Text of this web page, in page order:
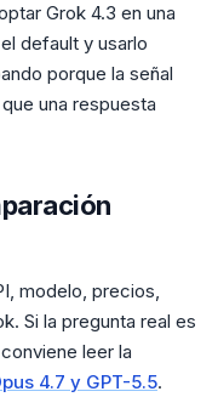
Grok 4.3 en una
default y usarlo
porque la señal
una respuesta
modelo, precios,
Si la pregunta real es
leer la
4.7 y GPT-5.5.